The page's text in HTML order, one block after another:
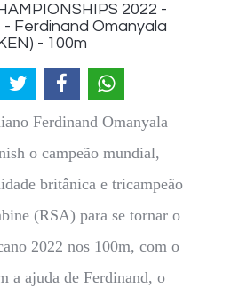
2022 -
- Ferdinand Omanyala
- 100m
Ferdinand Omanyala
o campeão mundial,
britânica e tricampeão
(RSA) para se tornar o
2022 nos 100m, com o
a ajuda de Ferdinand, o